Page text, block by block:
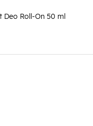
Roll-On 50 ml